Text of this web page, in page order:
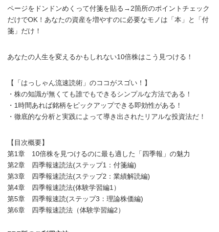
ページをドンドンめくって付箋を貼る→2箇所のポイントチェック
だけでOK！あなたの資産を増やすのに必要なモノは「本」と「付
箋」だけ！
あなたの人生を変えるかもしれない10倍株はこう見つける！
【「はっしゃん流速読術」のココがスゴい！】
・株の知識が無くても誰でもできるシンプルな方法である！
・1時間あれば銘柄をピックアップできる即効性がある！
・徹底的な分析と実践によって導き出されたリアルな投資法だ！
【目次概要】
第1章 10倍株を見つけるのに最も適した「四季報」の魅力
第2章 四季報速読法(ステップ1：付箋編)
第3章 四季報速読法(ステップ2：業績解読編)
第4章 四季報速読法(体験学習編1）
第5章 四季報速読(ステップ3：理論株価編)
第6章 四季報速読法（体験学習編2）